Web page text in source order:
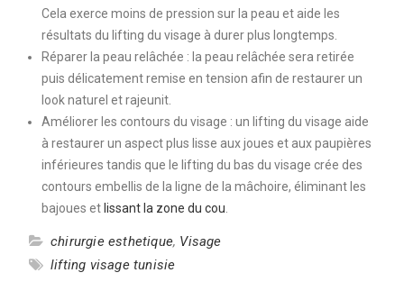
Cela exerce moins de pression sur la peau et aide les
résultats du lifting du visage à durer plus longtemps.
Réparer la peau relâchée : la peau relâchée sera retirée
puis délicatement remise en tension afin de restaurer un
look naturel et rajeunit.
Améliorer les contours du visage : un lifting du visage aide
à restaurer un aspect plus lisse aux joues et aux paupières
inférieures tandis que le lifting du bas du visage crée des
contours embellis de la ligne de la mâchoire, éliminant les
bajoues et lissant la zone du cou
chirurgie esthetique, Visage
lifting visage tunisie